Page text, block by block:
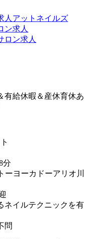
人アットネイルズ
ン求人
ロン求人
有給休暇＆産休育休あ
分
ーヨーカドーアリオ川
イルテクニックを有
問